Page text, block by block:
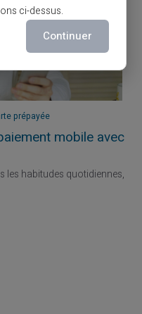
prépayée
mobile avec
les habitudes quotidiennes,
ci-dessus.
Continuer